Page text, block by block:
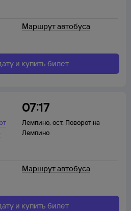
Маршрут автобуса
и купить билет
07:17
Лемпино, ост. Поворот на
Лемпино
Маршрут автобуса
и купить билет